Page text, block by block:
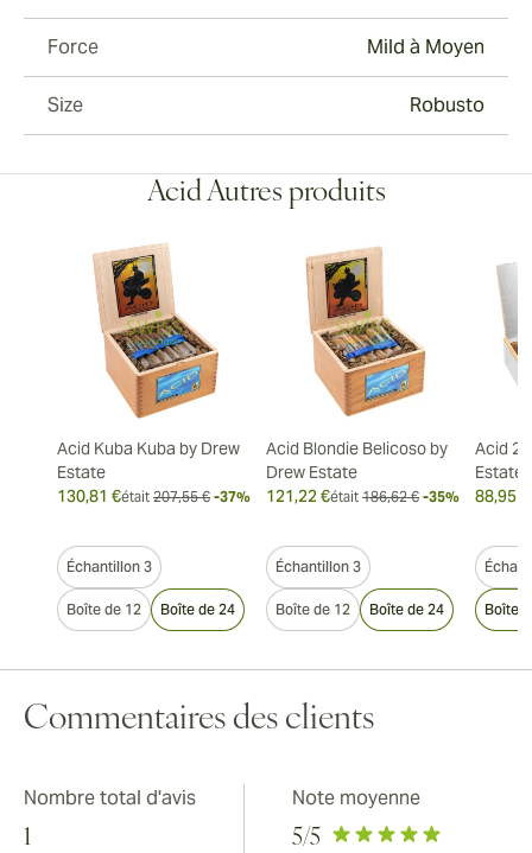
Force Mild à Moyen
Size Robusto
Acid Autres produits
Acid Kuba Kuba by Drew
Estate
130,81 €était 207,55 € -37%
Échantillon 3
Boîte de 12 Boîte de 24
Acid Blondie Belicoso by
Drew Estate
121,22 €était 186,62 € -35%
Échantillon 3
Boîte de 12 Boîte de 24
Acid
Estate
88,95 €
Boîte
Commentaires des clients
Nombre total d'avis
1
Note moyenne
5/5